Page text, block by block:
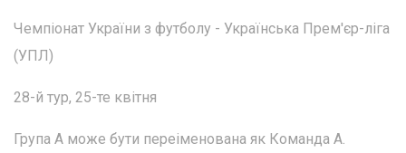
Чемпіонат України з футболу - Українська Прем'єр-ліга
(УПЛ)
28-й тур, 25-те квітня
Група А може бути переіменована як Команда А.